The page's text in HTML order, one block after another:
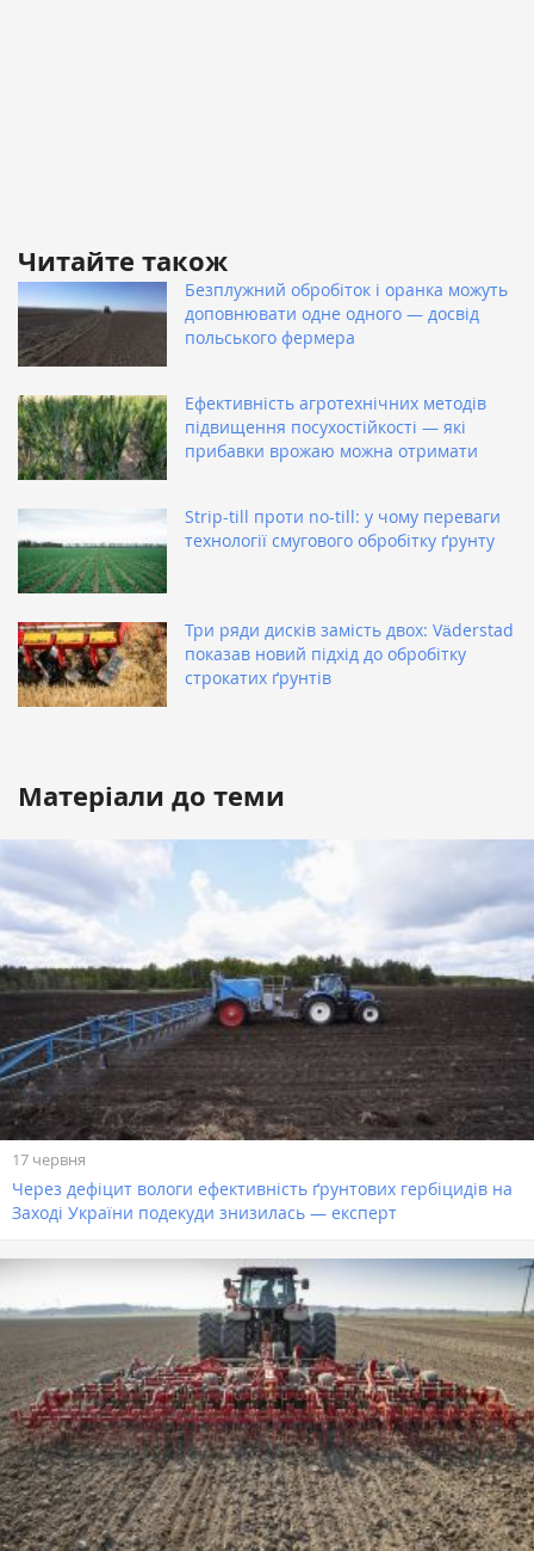
Читайте також
Безплужний обробіток і оранка можуть
доповнювати одне одного — досвід
польського фермера
Ефективність агротехнічних методів
підвищення посухостійкості — які
прибавки врожаю можна отримати
Strip-till проти no-till: у чому переваги
технології смугового обробітку ґрунту
Три ряди дисків замість двох: Väderstad
показав новий підхід до обробітку
строкатих ґрунтів
Матеріали до теми
17 червня
Через дефіцит вологи ефективність ґрунтових гербіцидів на
Заході України подекуди знизилась — експерт